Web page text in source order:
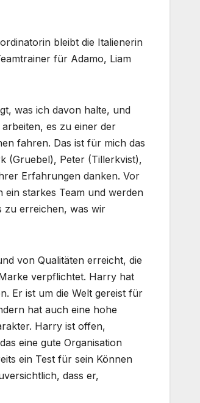
bleibt die Italienerin
für Adamo, Liam
was ich davon halte, und
es zu einer der
fahren. Das ist für mich das
(Gruebel), Peter (Tillerkvist),
Erfahrungen danken. Vor
ein starkes Team und werden
zu erreichen, was wir
von Qualitäten erreicht, die
verpflichtet. Harry hat
Er ist um die Welt gereist für
hat auch eine hohe
Harry ist offen,
eine gute Organisation
ein Test für sein Können
dass er,